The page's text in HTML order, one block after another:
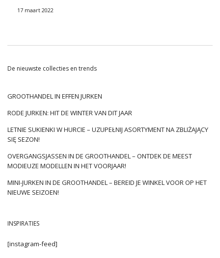
propozycji, ekstrawaganckich biżuteryjnych mini na wieczory
Sezon wiosna/lato 2022 –
najważniejsze trendy
modzie do sukienek. I to nie byle jakich – w tym roku w cenie
jest oryginalność i przykuwające oko detale. Stawiać więc
nieco puścić wodze fantazji i zaszaleć. Nic dziwnego zatem, że
jednymi z modniejszych propozycji są te połyskujące od
wszytych fantazyjnie koralików, metalicznych nici i cekinowych
ozdób. A co powiecie na transparentne modele z kwiatowymi
zbliżające się miesiące – …
17 maart 2022
De nieuwste collecties en trends
GROOTHANDEL IN EFFEN JURKEN
RODE JURKEN: HIT DE WINTER VAN DIT JAAR
LETNIE SUKIENKI W HURCIE – UZUPEŁNIJ ASORTYMENT NA ZBLIŻAJĄCY
SIĘ SEZON!
OVERGANGSJASSEN IN DE GROOTHANDEL – ONTDEK DE MEEST
MODIEUZE MODELLEN IN HET VOORJAAR!
MINI-JURKEN IN DE GROOTHANDEL – BEREID JE WINKEL VOOR OP HET
NIEUWE SEIZOEN!
INSPIRATIES
[instagram-feed]